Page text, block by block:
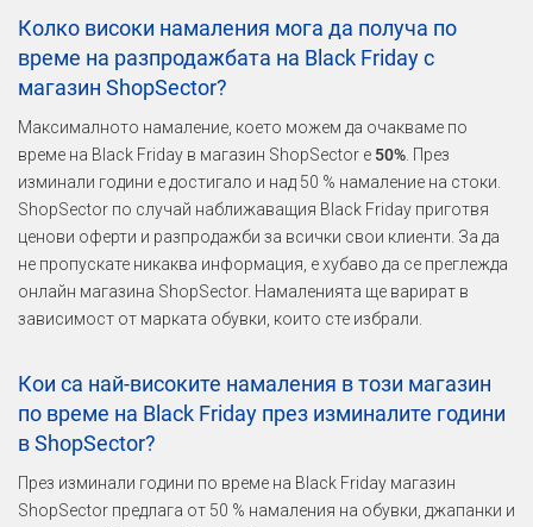
Колко високи намаления мога да получа по
време на разпродажбата на Black Friday с
магазин ShopSector?
Максималното намаление, което можем да очакваме по
време на Black Friday в магазин ShopSector е 50% . През
изминали години е достигало и над 50 % намаление на стоки.
ShopSector по случай наближаващия Black Friday приготвя
ценови оферти и разпродажби за всички свои клиенти. За да
не пропускате никаква информация, е хубаво да се преглежда
онлайн магазина ShopSector. Намаленията ще варират в
зависимост от марката обувки, които сте избрали.
Кои са най-високите намаления в този магазин
по време на Black Friday през изминалите години
в ShopSector?
През изминали години по време на Black Friday магазин
ShopSector предлага от 50 % намаления на обувки, джапанки и